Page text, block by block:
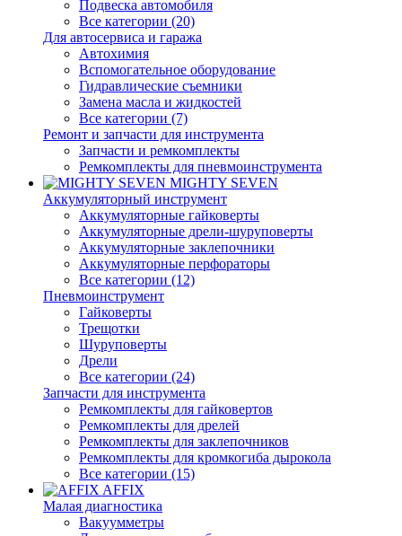
Подвеска автомобиля
Все категории (20)
Для автосервиса и гаража
Автохимия
Вспомогательное оборудование
Гидравлические съемники
Замена масла и жидкостей
Все категории (7)
Ремонт и запчасти для инструмента
Запчасти и ремкомплекты
Ремкомплекты для пневмоинструмента
MIGHTY SEVEN
Аккумуляторный инструмент
Аккумуляторные гайковерты
Аккумуляторные дрели-шуруповерты
Аккумуляторные заклепочники
Аккумуляторные перфораторы
Все категории (12)
Пневмоинструмент
Гайковерты
Трещотки
Шуруповерты
Дрели
Все категории (24)
Запчасти для инструмента
Ремкомплекты для гайковертов
Ремкомплекты для дрелей
Ремкомплекты для заклепочников
Ремкомплекты для кромкогиба дырокола
Все категории (15)
AFFIX
Малая диагностика
Вакуумметры